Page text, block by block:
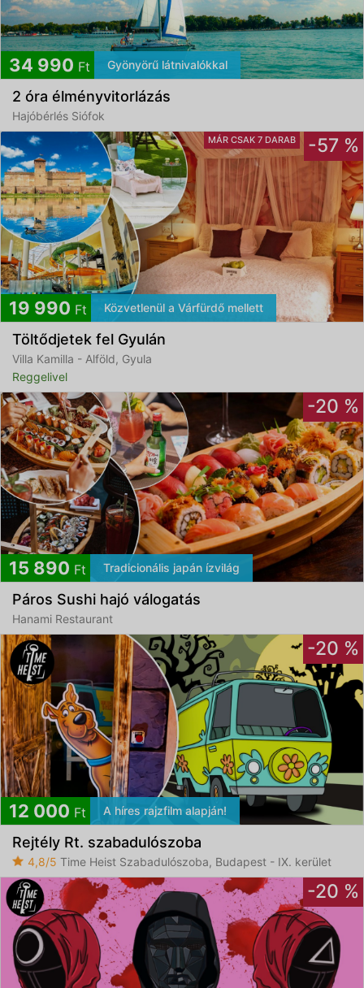
34 990 Ft Gyönyörű látnivalókkal
2 óra élményvitorlázás
Hajóbérlés Siófok
MÁR CSAK 7 DARAB -57 %
19 990 Ft Közvetlenül a Várfürdő mellett
Töltődjetek fel Gyulán
Villa Kamilla - Alföld, Gyula
Reggelivel
-20 %
15 890 Ft Tradicionális japán ízvilág
Páros Sushi hajó válogatás
Hanami Restaurant
-20 %
12 000 Ft A híres rajzfilm alapján!
Rejtély Rt. szabadulószoba
4,8/5 Time Heist Szabadulószoba, Budapest - IX. kerület
-20 %